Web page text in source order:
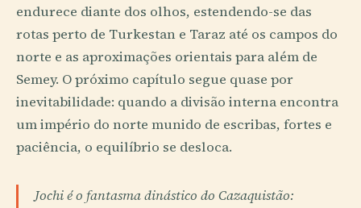
endurece diante dos olhos, estendendo-se das
rotas perto de Turkestan e Taraz até os campos do
norte e as aproximações orientais para além de
Semey. O próximo capítulo segue quase por
inevitabilidade: quando a divisão interna encontra
um império do norte munido de escribas, fortes e
paciência, o equilíbrio se desloca.
Jochi é o fantasma dinástico do Cazaquistão: